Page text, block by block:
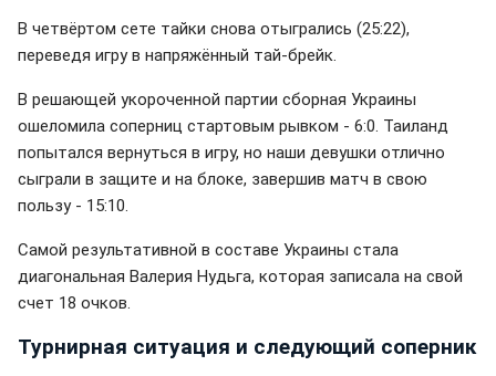
В четвёртом сете тайки снова отыгрались (25:22),
переведя игру в напряжённый тай-брейк.
В решающей укороченной партии сборная Украины
ошеломила соперниц стартовым рывком - 6:0. Таиланд
попытался вернуться в игру, но наши девушки отлично
сыграли в защите и на блоке, завершив матч в свою
пользу - 15:10.
Самой результативной в составе Украины стала
диагональная Валерия Нудьга, которая записала на свой
счет 18 очков.
Турнирная ситуация и следующий соперник